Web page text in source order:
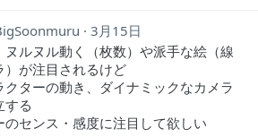
3月15日
ヌルヌル動く（枚数）や派手な絵（線
）が注目されるけど
クターの動き、ダイナミックなカメラ
する
のセンス・感度に注目して欲しい